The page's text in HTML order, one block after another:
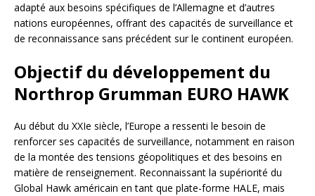
adapté aux besoins spécifiques de l’Allemagne et d’autres
nations européennes, offrant des capacités de surveillance et
de reconnaissance sans précédent sur le continent européen.
Objectif du développement du
Northrop Grumman EURO HAWK
Au début du XXIe siècle, l’Europe a ressenti le besoin de
renforcer ses capacités de surveillance, notamment en raison
de la montée des tensions géopolitiques et des besoins en
matière de renseignement. Reconnaissant la supériorité du
Global Hawk américain en tant que plate-forme HALE, mais